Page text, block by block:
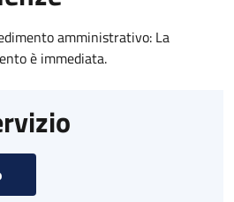
amministrativo: La
è immediata.